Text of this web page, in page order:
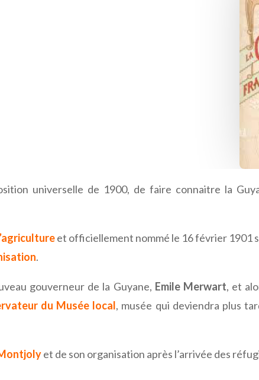
universelle de 1900, de faire connaitre la
et officiellement nommé le 16 février 1901
.
gouverneur de la Guyane, Emile Merwart, et
du Musée local, musée qui deviendra plus
et de son organisation après l’arrivée des